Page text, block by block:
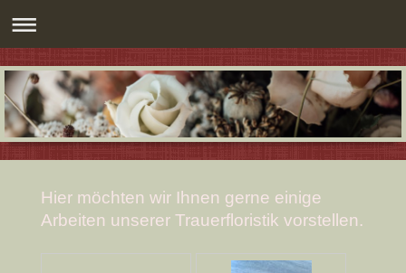
Hier möchten wir Ihnen gerne einige
Arbeiten unserer Trauerfloristik vorstellen.